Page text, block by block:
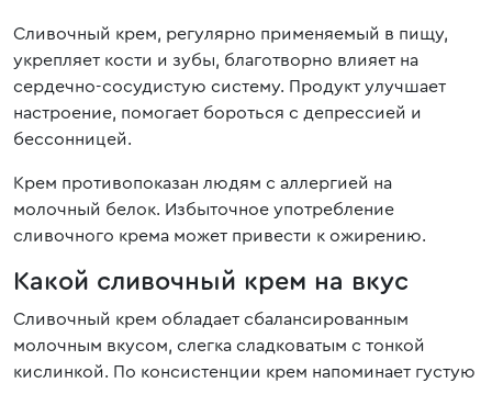
Сливочный крем, регулярно применяемый в пищу,
укрепляет кости и зубы, благотворно влияет на
сердечно-сосудистую систему. Продукт улучшает
настроение, помогает бороться с депрессией и
бессонницей.
Крем противопоказан людям с аллергией на
молочный белок. Избыточное употребление
сливочного крема может привести к ожирению.
Какой сливочный крем на вкус
Сливочный крем обладает сбалансированным
молочным вкусом, слегка сладковатым с тонкой
кислинкой. По консистенции крем напоминает густую